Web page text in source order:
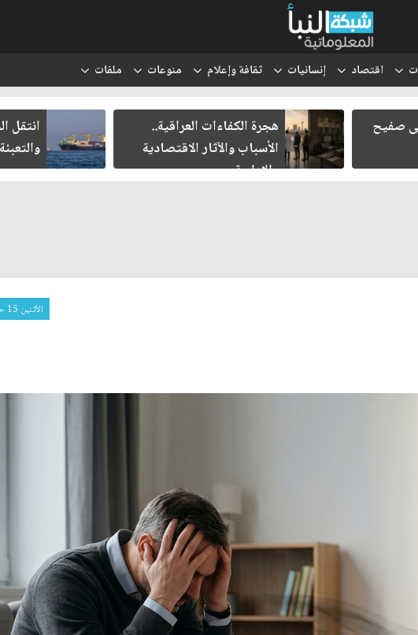
اقتصاد إنسانيات ثقافة وإعلام منوعات ملفات
العراقية..
والآثار الاقتصادية
انتقل الحوثيون من الخطابات
والتعبئة إلى العمل العسكري
الأثنين 15 حزيران 2026